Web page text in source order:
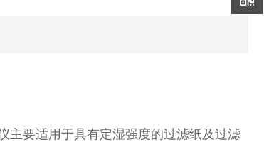
主要适用于具有定湿强度的过滤纸及过滤